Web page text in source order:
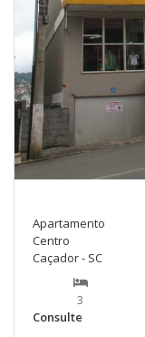
Apartamento
Centro
Caçador - SC
3
Consulte